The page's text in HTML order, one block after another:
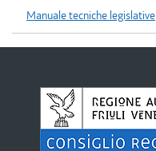
Manuale tecniche legislative